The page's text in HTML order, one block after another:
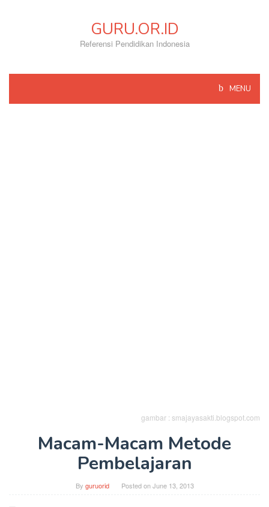
GURU.OR.ID
Referensi Pendidikan Indonesia
MENU
gambar : smajayasakti.blogspot.com
Macam-Macam Metode
Pembelajaran
By guruorid Posted onJune 13, 2013